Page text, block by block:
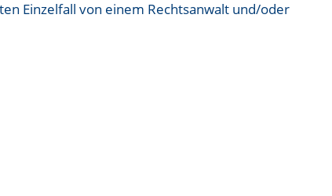
Einzelfall von einem Rechtsanwalt und/oder